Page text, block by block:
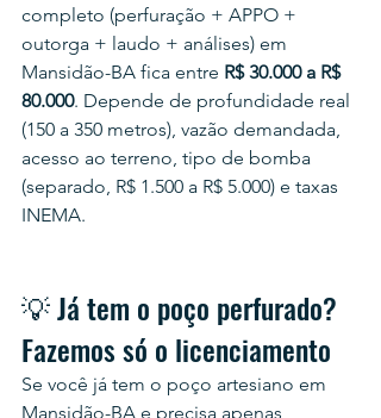
completo (perfuração + APPO +
outorga + laudo + análises) em
Mansidão-BA fica entre R$ 30.000 a R$
80.000. Depende de profundidade real
(150 a 350 metros), vazão demandada,
acesso ao terreno, tipo de bomba
(separado, R$ 1.500 a R$ 5.000) e taxas
INEMA.
💡 Já tem o poço perfurado?
Fazemos só o licenciamento
Se você já tem o poço artesiano em
Mansidão-BA e precisa apenas